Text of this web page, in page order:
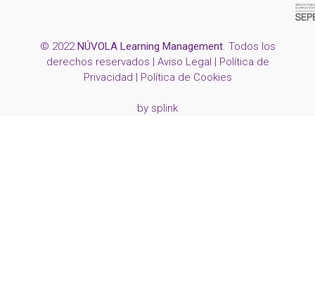
© 2022NÚVOLA Learning Management. Todos los
derechos reservados | Aviso Legal | Política de
Privacidad | Política de Cookies
by splink